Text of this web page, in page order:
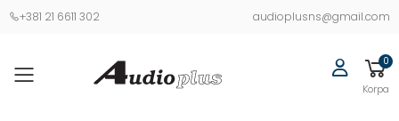
+381 21 6611 302 audioplusns@gmail.com
0
Korpa